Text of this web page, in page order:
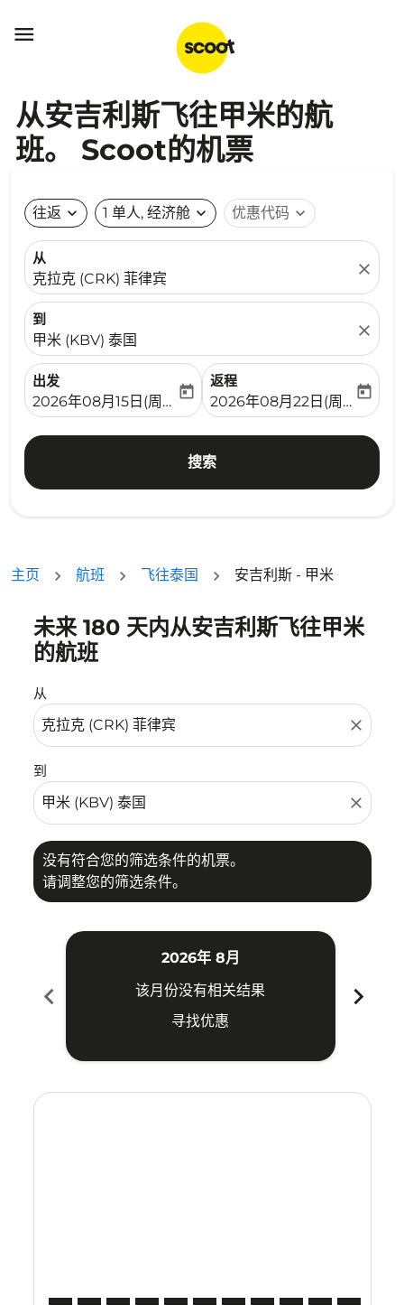

从安吉利斯飞往甲米的航
班。 Scoot的机票
往返 expand_more 1 单人, 经济舱 expand_more 优惠代码 expand_more
从
克拉克 (CRK) 菲律宾
close
到
甲米 (KBV) 泰国
close
出发
fc-booking-departure-date-aria-label
2026年08月15日(周六)
today
返程
fc-booking-return-date-
2026年08月22日(周六)
today
搜索
主页 航班 飞往泰国 安吉利斯 - 甲米
未来 180 天内从安吉利斯飞往甲米
的航班
从
close
到
close
没有符合您的筛选条件的机票。
请调整您的筛选条件。
没有符合您的筛选条件的机票。请调整您的筛选条件。
chevron_left
2026年 8月
该月份没有相关结果
寻找优惠
chevron_right